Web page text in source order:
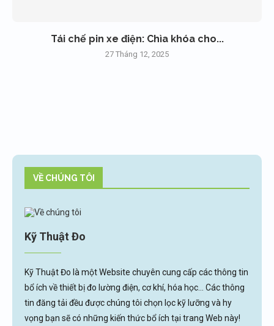
Tái chế pin xe điện: Chìa khóa cho...
27 Tháng 12, 2025
VỀ CHÚNG TÔI
Kỹ Thuật Đo
Kỹ Thuật Đo là một Website chuyên cung cấp các thông tin
bổ ích về thiết bị đo lường điện, cơ khí, hóa học... Các thông
tin đăng tải đều được chúng tôi chọn lọc kỹ lưỡng và hy
vọng bạn sẽ có những kiến thức bổ ích tại trang Web này!